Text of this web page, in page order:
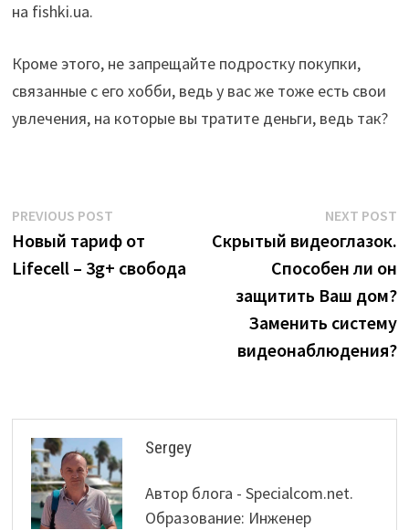
на fishki.ua.
Кроме этого, не запрещайте подростку покупки,
связанные с его хобби, ведь у вас же тоже есть свои
увлечения, на которые вы тратите деньги, ведь так?
Post
navigation
PREVIOUS POSTPrevious
post:
Новый тариф от
Lifecell – 3g+ свобода
NEXT POST
Скрытый видеоглазок.
Способен ли он
защитить Ваш дом?
Заменить систему
видеонаблюдения?
Sergey
Автор блога - Specialcom.net.
Образование: Инженер